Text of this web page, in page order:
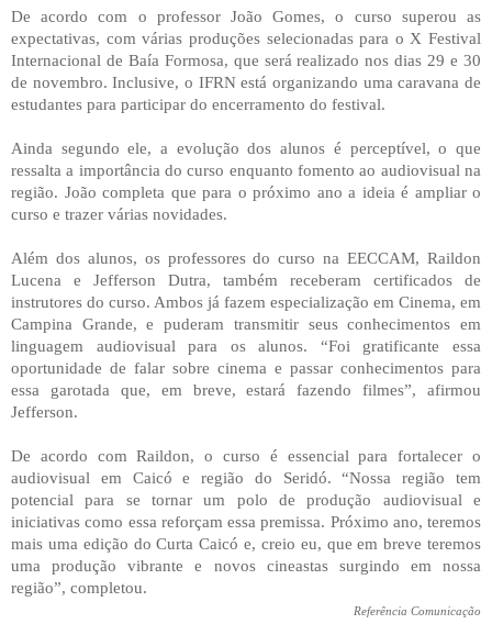
De acordo com o professor João Gomes, o curso superou as
expectativas, com várias produções selecionadas para o X Festival
Internacional de Baía Formosa, que será realizado nos dias 29 e 30
de novembro. Inclusive, o IFRN está organizando uma caravana de
estudantes para participar do encerramento do festival.
Ainda segundo ele, a evolução dos alunos é perceptível, o que
ressalta a importância do curso enquanto fomento ao audiovisual na
região. João completa que para o próximo ano a ideia é ampliar o
curso e trazer várias novidades.
Além dos alunos, os professores do curso na EECCAM, Raildon
Lucena e Jefferson Dutra, também receberam certificados de
instrutores do curso. Ambos já fazem especialização em Cinema, em
Campina Grande, e puderam transmitir seus conhecimentos em
linguagem audiovisual para os alunos. “Foi gratificante essa
oportunidade de falar sobre cinema e passar conhecimentos para
essa garotada que, em breve, estará fazendo filmes”, afirmou
Jefferson.
De acordo com Raildon, o curso é essencial para fortalecer o
audiovisual em Caicó e região do Seridó. “Nossa região tem
potencial para se tornar um polo de produção audiovisual e
iniciativas como essa reforçam essa premissa. Próximo ano, teremos
mais uma edição do Curta Caicó e, creio eu, que em breve teremos
uma produção vibrante e novos cineastas surgindo em nossa
região”, completou.
Referência Comunicação